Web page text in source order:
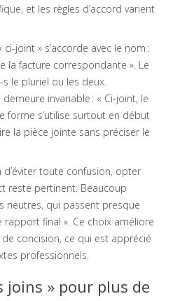
et les règles d’accord varient
joint » s’accorde avec le nom :
la facture correspondante ». Le
le pluriel ou les deux.
invariable : « Ci-joint, le
forme s’utilise surtout en début
la pièce jointe sans préciser le
d’éviter toute confusion, opter
reste pertinent. Beaucoup
neutres, qui passent presque
final ». Ce choix améliore
concision, ce qui est apprécié
professionnels.
joins » pour plus de